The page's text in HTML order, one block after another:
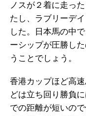
ノスが２着に走っ
たし、ラブリーデ
した。日本馬の中
ーシップが圧勝し
うことでしょう。
香港カップほど高
どは立ち回り勝負
での距離が短いの